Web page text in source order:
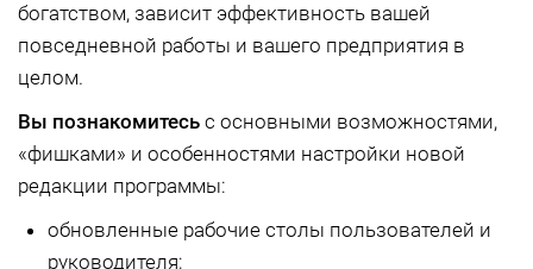
богатством, зависит эффективность вашей
повседневной работы и вашего предприятия в
целом.
Вы познакомитесь с основными возможностями,
«фишками» и особенностями настройки новой
редакции программы:
обновленные рабочие столы пользователей и
руководителя;